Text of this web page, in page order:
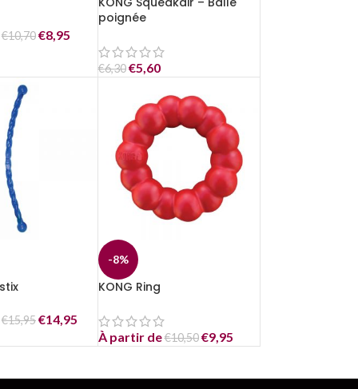
€10,70€8,95
poignée
€6,30 €5,60
€15,95€14,95
-8%
KONG Ring
À partir de€10,50 €9,95